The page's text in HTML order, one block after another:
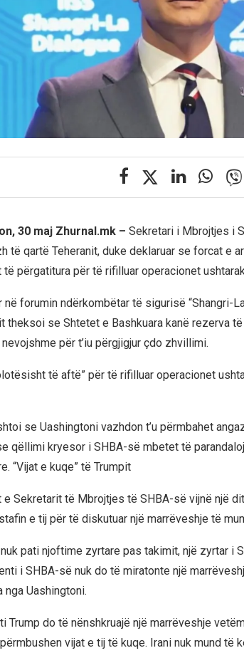
30 maj Zhurnal.mk – Sekretari i Mbrojtjes i
të qartë Teheranit, duke deklaruar se forcat e
përgatitura për të rifilluar operacionet
në forumin ndërkombëtar të sigurisë “Shangri-
theksoi se Shtetet e Bashkuara kanë rezerva
për t’iu përgjigjur çdo zhvillimi.
të aftë” për të rifilluar operacionet
se Uashingtoni vazhdon t’u përmbahet
qëllimi kryesor i SHBA-së mbetet të
“Vijat e kuqe” të Trumpit
e Sekretarit të Mbrojtjes të SHBA-së vijnë një
e tij për të diskutuar një marrëveshje të
pati njoftime zyrtare pas takimit, një zyrtar i
i SHBA-së nuk do të miratonte një
nga Uashingtoni.
Trump do të nënshkruajë një marrëveshje
vijat e tij të kuqe. Irani nuk mund të